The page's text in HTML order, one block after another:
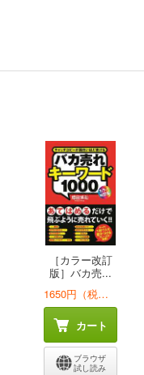
［カラー改訂
版］バカ売...
1650円（税込）
カート
ブラウザ
試し読み